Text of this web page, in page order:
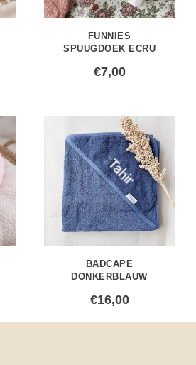
FUNNIES
SPUUGDOEK ECRU
€7,00
BADCAPE
DONKERBLAUW
€16,00